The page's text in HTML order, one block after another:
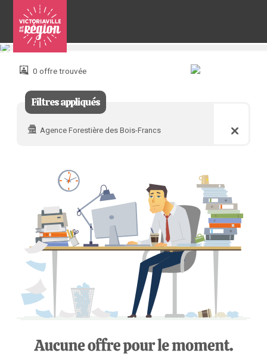
Pour
joindre 0 offre trouvée
Filtres appliqués
Agence Forestière des Bois-Francs